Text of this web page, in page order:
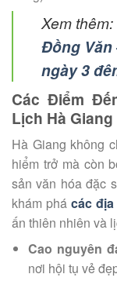
Xem thêm:
Đồng Văn
ngày 3
Các Điểm
Lịch Hà Giang
Hà Giang không
hiểm trở mà còn
sản văn hóa đặc
khám phá các
ấn thiên nhiên và
Cao nguyên
nơi hội tụ vẻ